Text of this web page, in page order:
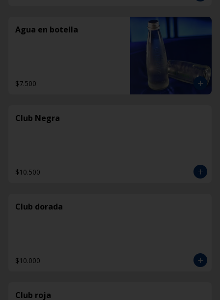
Agua en botella
$7.500
Club Negra
$10.500
Club dorada
$10.000
Club roja